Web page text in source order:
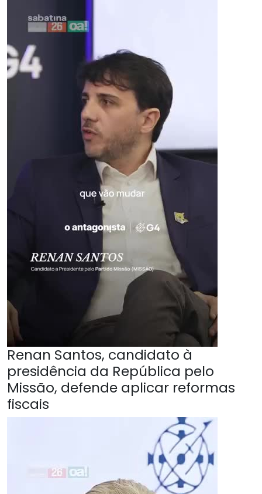
Renan Santos, candidato à
presidência da República pelo
Missão, defende aplicar reformas
fiscais